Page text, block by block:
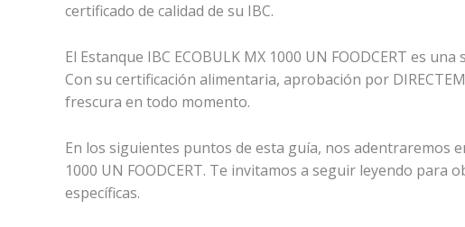
certificado de calidad de su IBC.
El Estanque IBC ECOBULK MX 1000 UN FOODCERT es
Con su certificación alimentaria, aprobación por
frescura en todo momento.
En los siguientes puntos de esta guía, nos adentraremos
1000 UN FOODCERT. Te invitamos a seguir leyendo
específicas.